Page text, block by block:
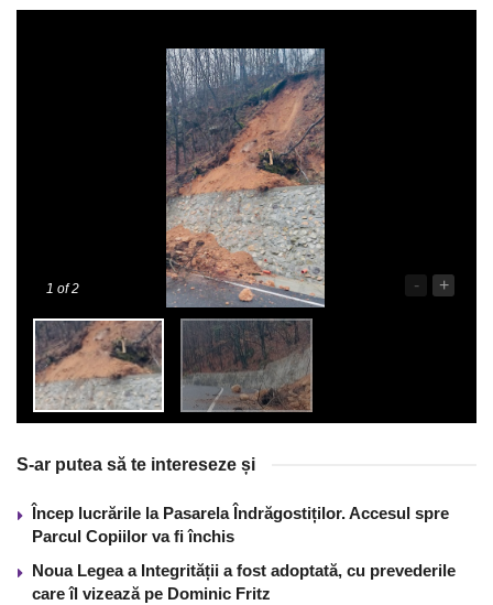
1 of 2 - +
S-ar putea să te intereseze și
Încep lucrările la Pasarela Îndrăgostiților. Accesul spre
Parcul Copiilor va fi închis
Noua Legea a Integrității a fost adoptată, cu prevederile
care îl vizează pe Dominic Fritz